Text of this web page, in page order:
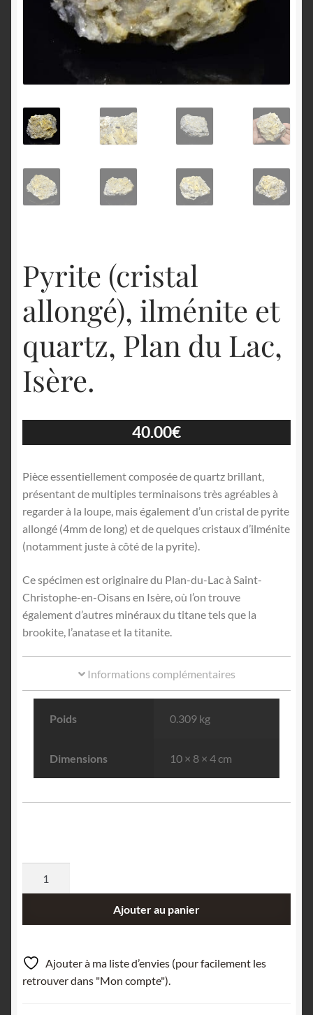
Pyrite (cristal
allongé), ilménite et
quartz, Plan du Lac,
Isère.
40.00€
Pièce essentiellement composée de quartz brillant,
présentant de multiples terminaisons très agréables à
regarder à la loupe, mais également d’un cristal de pyrite
allongé (4mm de long) et de quelques cristaux d’ilménite
(notamment juste à côté de la pyrite).
Ce spécimen est originaire du Plan-du-Lac à Saint-
Christophe-en-Oisans en Isère, où l’on trouve
également d’autres minéraux du titane tels que la
brookite, l’anatase et la titanite.
Informations complémentaires
Poids 0.309 kg
Dimensions 10 × 8 × 4 cm
(cristal
ilménite
Ajouter au panier
Ajouter à ma liste d’envies (pour facilement les
retrouver dans "Mon compte").